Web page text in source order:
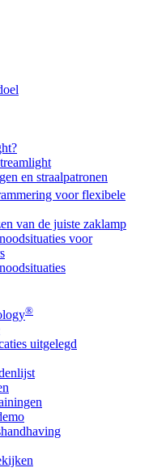
en straalpatronen
voor flexibele
van de juiste zaklamp
voor
®
uitgelegd